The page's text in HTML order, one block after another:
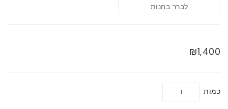
לברר בחנות
₪1,400
כמות